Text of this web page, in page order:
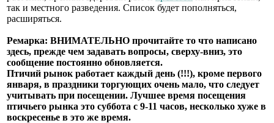
так и местного разведения. Список будет пополняться,
расширяться.
Ремарка: ВНИМАТЕЛЬНО прочитайте то что написано
здесь, прежде чем задавать вопросы, сверху-вниз, это
сообщение постоянно обновляется.
Птичий рынок работает каждый день (!!!), кроме первого
января, в праздники торгующих очень мало, что следует
учитывать при посещении. Лучшее время посещения
птичьего рынка это суббота с 9-11 часов, несколько хуже в
воскресенье в это же время.